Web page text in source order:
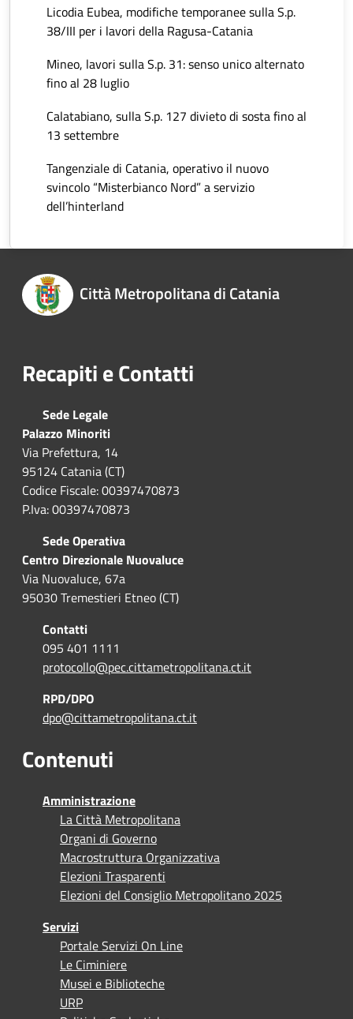
Licodia Eubea, modifiche temporanee sulla S.p.
38/III per i lavori della Ragusa-Catania
Mineo, lavori sulla S.p. 31: senso unico alternato
fino al 28 luglio
Calatabiano, sulla S.p. 127 divieto di sosta fino al
13 settembre
Tangenziale di Catania, operativo il nuovo
svincolo “Misterbianco Nord” a servizio
dell’hinterland
Città Metropolitana di Catania
Recapiti e Contatti
Sede Legale
Palazzo Minoriti
Via Prefettura, 14
95124 Catania (CT)
Codice Fiscale: 00397470873
P.Iva: 00397470873
Sede Operativa
Centro Direzionale Nuovaluce
Via Nuovaluce, 67a
95030 Tremestieri Etneo (CT)
Contatti
095 401 1111
protocollo@pec.cittametropolitana.ct.it
RPD/DPO
dpo@cittametropolitana.ct.it
Contenuti
Amministrazione
La Città Metropolitana
Organi di Governo
Macrostruttura Organizzativa
Elezioni Trasparenti
Elezioni del Consiglio Metropolitano 2025
Servizi
Portale Servizi On Line
Le Ciminiere
Musei e Biblioteche
URP